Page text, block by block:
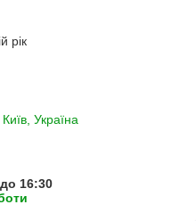
рік
Україна
16:30